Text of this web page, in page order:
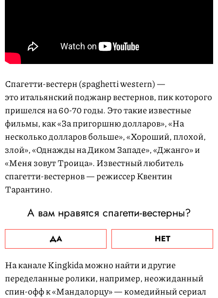
Спагетти-вестерн (spaghetti western) —
это итальянский поджанр вестернов, пик которого
пришелся на 60-70 годы. Это такие известные
фильмы, как «За пригоршню долларов», «На
несколько долларов больше», «Хороший, плохой,
злой», «Однажды на Диком Западе», «Джанго» и
«Меня зовут Троица». Известный любитель
спагетти-вестернов — режиссер Квентин
Тарантино.
А вам нравятся спагетти-вестерны?
ДА НЕТ
На канале Kingkida можно найти и другие
переделанные ролики, например, неожиданный
спин-офф к «Мандалорцу» — комедийный сериал